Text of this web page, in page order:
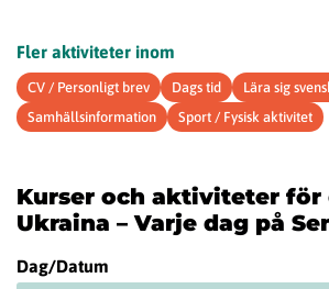
Fler aktiviteter inom
CV / Personligt brev Dags tid
Lära sig
Samhällsinformation
Sport / Fysisk aktivitet
Kurser och aktiviteter för
Ukraina – Varje dag på
Dag/Datum